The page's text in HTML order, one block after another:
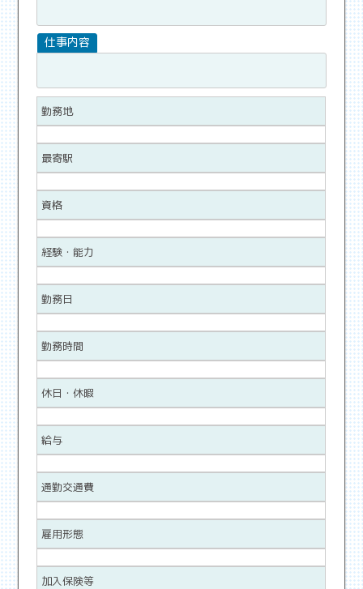
勤務地
最寄駅
資格
経験・能力
勤務日
勤務時間
休日・休暇
給与
通勤交通費
雇用形態
加入保険等